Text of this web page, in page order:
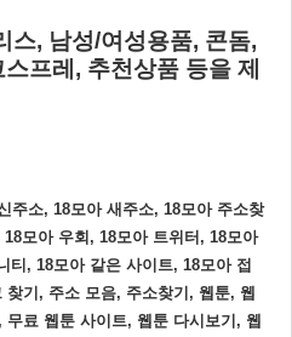
스, 남성/여성용품, 콘돔,
프레, 추천상품 등을 제
주소, 18모아 새주소, 18모아 주소찾
모아 우회, 18모아 트위터, 18모아
티, 18모아 같은 사이트, 18모아 접
기, 주소 모음, 주소찾기, 웹툰, 웹
료 웹툰 사이트, 웹툰 다시보기, 웹